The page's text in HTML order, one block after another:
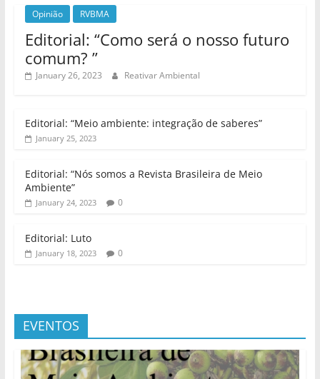
Opinião RVBMA
Editorial: “Como será o nosso futuro
comum? ”
January 26, 2023 Reativar Ambiental
Editorial: “Meio ambiente: integração de saberes”
January 25, 2023
Editorial: “Nós somos a Revista Brasileira de Meio
Ambiente”
January 24, 2023 0
Editorial: Luto
January 18, 2023 0
EVENTOS